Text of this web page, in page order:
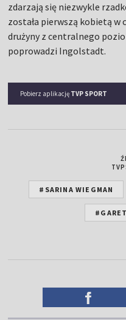
zdarzają się niezwykle
została pierwszą kobietą
drużyny z centralnego
poprowadzi Ingolstadt.
Pobierz aplikację TVP SPORT
#SARINA WIEGMAN